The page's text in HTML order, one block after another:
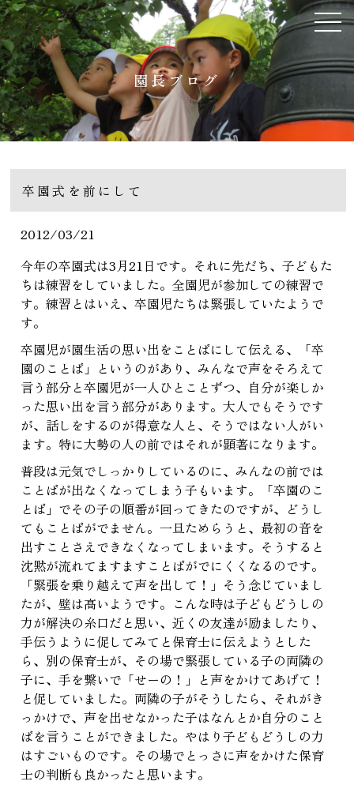
園長ブログ
卒園式を前にして
2012/03/21
今年の卒園式は3月21日です。それに先だち、子どもた
ちは練習をしていました。全園児が参加しての練習で
す。練習とはいえ、卒園児たちは緊張していたようで
す。
卒園児が園生活の思い出をことばにして伝える、「卒
園のことば」というのがあり、みんなで声をそろえて
言う部分と卒園児が一人ひとことずつ、自分が楽しか
った思い出を言う部分があります。大人でもそうです
が、話しをするのが得意な人と、そうではない人がい
ます。特に大勢の人の前ではそれが顕著になります。
普段は元気でしっかりしているのに、みんなの前では
ことばが出なくなってしまう子もいます。「卒園のこ
とば」でその子の順番が回ってきたのですが、どうし
てもことばがでません。一旦ためらうと、最初の音を
出すことさえできなくなってしまいます。そうすると
沈黙が流れてますますことばがでにくくなるのです。
「緊張を乗り越えて声を出して！」そう念じていまし
たが、壁は高いようです。こんな時は子どもどうしの
力が解決の糸口だと思い、近くの友達が励ましたり、
手伝うように促してみてと保育士に伝えようとした
ら、別の保育士が、その場で緊張している子の両隣の
子に、手を繋いで「せーの！」と声をかけてあげて！
と促していました。両隣の子がそうしたら、それがき
っかけで、声を出せなかった子はなんとか自分のこと
ばを言うことができました。やはり子どもどうしの力
はすごいものです。その場でとっさに声をかけた保育
士の判断も良かったと思います。